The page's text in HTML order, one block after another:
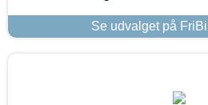
Se udvalget på